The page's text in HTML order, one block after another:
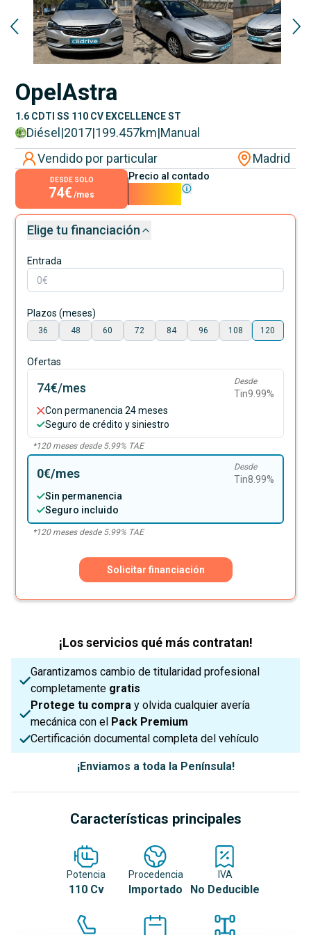
OpelAstra
1.6 CDTI SS 110 CV EXCELLENCE ST
Diésel |2017|199.457km|Manual
Vendido por particular
Madrid
DESDE SOLO
74€ /mes
Precio al contado
Elige tu financiación
Entrada
Plazos (meses)
36 48 60 72 84 96 108 120
Ofertas
74€/mes Desde
Tin9.99%
Con permanencia 24 meses
Seguro de crédito y siniestro
*120meses desde 5.99% TAE
0€/mes Desde
Tin8.99%
Sin permanencia
Seguro incluido
*120meses desde 5.99% TAE
Solicitar financiación
¡Los servicios qué más contratan!
Garantizamos cambio de titularidad profesional
completamente gratis
Protege tu compra y olvida cualquier avería
mecánica con el Pack Premium
Certificación documental completa del vehículo
¡Enviamos a toda la Península!
Características principales
Potencia
110 Cv
Procedencia
Importado
IVA
No Deducible